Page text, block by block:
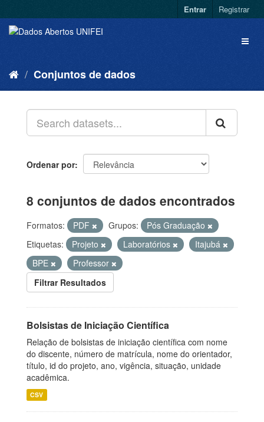
Entrar Registrar
Conjuntos de dados
Ordenar por
8 conjuntos de dados encontrados
Formatos: PDF Grupos:
Pós Graduação
Etiquetas:
Projeto Laboratórios
Itajubá
BPE
Professor
Filtrar Resultados
Bolsistas de Iniciação Científica
Relação de bolsistas de iniciação científica com nome
do discente, número de matrícula, nome do orientador,
título, id do projeto, ano, vigência, situação, unidade
acadêmica.
CSV